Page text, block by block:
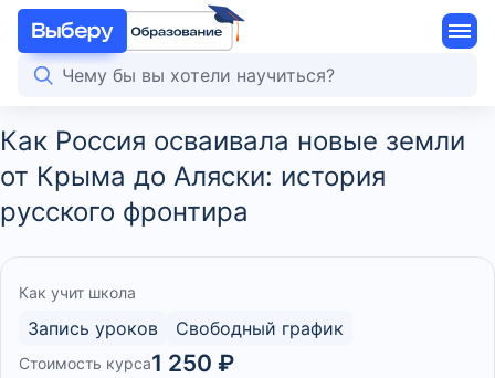
Как Россия осваивала новые земли
от Крыма до Аляски: история
русского фронтира
Как учит школа
Запись уроков Свободный график
Стоимость курса1 250 ₽